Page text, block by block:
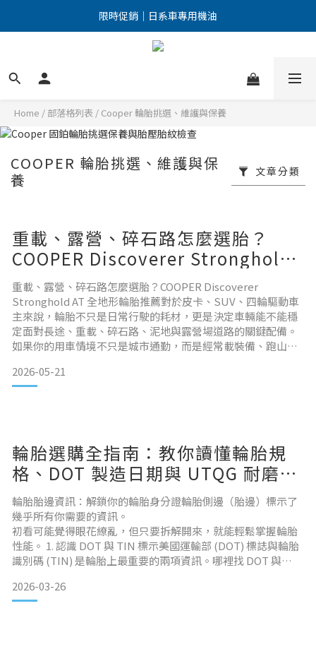
點擊加入LINE好友 優惠訊息不漏接！
限時促銷｜日系車專用機油
點擊加入LINE好友 優惠訊息不漏接！
Home / 部落格列表 / Cooper 輪胎挑選、維護與保養
COOPER 輪胎挑選、維護與保
養
文章分類
重載、露營、碎石路怎麼選胎？
COOPER Discoverer Stronghold
AT 全地形輪胎推薦
重載、露營、碎石路怎麼選胎？COOPER Discoverer
Stronghold AT 全地形輪胎推薦對於皮卡、SUV、四輪驅動車
主來說，輪胎不只是日常行駛的耗材，更是決定車輛能不能穩
定面對長途、重載、碎石路、泥地與露營場道路的關鍵配備。
如果你的用車情境不只是城市通勤，而是經常載裝備、跑山
面與輕中度越野環境，那麼一般偏舒適取向的休旅胎，可能就
不一定能滿足需求。這時候，選擇一款兼具耐用性、支撐性與
2026-05-21
輪胎選購全指南：教你讀懂輪胎規
格、DOT 製造日期與 UTQG 耐磨等
級
輪胎胎邊資訊：解鎖你的輪胎身分證輪胎側邊（胎邊）標示了
幾乎所有你需要的資訊。
初看可能覺得眼花繚亂，但只要拆解開來，就能輕鬆掌握輪胎
性能。 1. 認識 DOT 與 TIN 標示美國運輸部 (DOT) 標誌與輪胎
識別碼 (TIN) 是輪胎上最重要的兩項資訊。哪裡找 DOT 與
「DOT」符號證明製造商符合美國交通部的安全標準。緊隨其
後的是 TIN（輪胎識別碼），也就是俗稱的「輪胎序號」。
2026-03-26